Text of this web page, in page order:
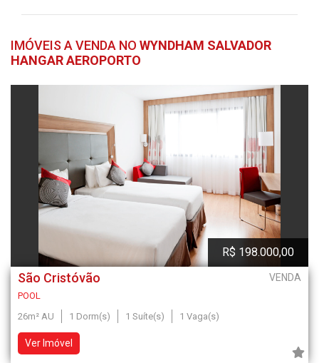
IMÓVEIS A VENDA NO WYNDHAM SALVADOR
HANGAR AEROPORTO
São Cristóvão VENDA
R$ 198.000,00
POOL
26m² AU
1 Dorm(s) 1 Suíte(s) 1 Vaga(s)
Ver Imóvel